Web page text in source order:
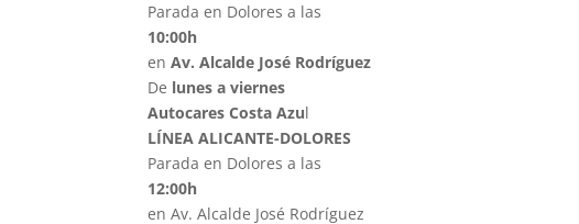
Parada en Dolores a las
10:00h
enAv. Alcalde José Rodríguez
De lunes a viernes
Autocares Costa Azul
LÍNEA ALICANTE-DOLORES
Parada en Dolores a las
12:00h
en Av. Alcalde José Rodríguez